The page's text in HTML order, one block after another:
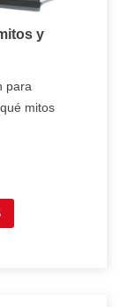
y
para
mitos